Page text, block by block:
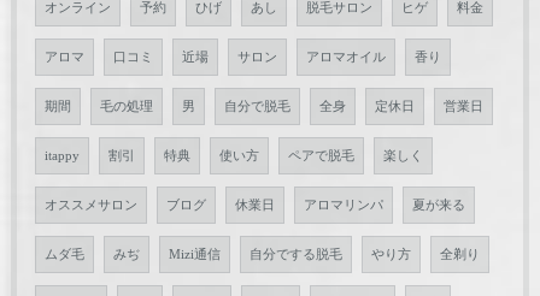
オンライン 予約 ひげ あし 脱毛サロン ヒゲ 料金
アロマ 口コミ 近場 サロン アロマオイル 香り
期間 毛の処理 男 自分で脱毛 全身 定休日 営業日
itappy 割引 特典 使い方 ペアで脱毛 楽しく
オススメサロン ブログ 休業日 アロマリンパ 夏が来る
ムダ毛 みぢ Mizi通信 自分でする脱毛 やり方 全剃り